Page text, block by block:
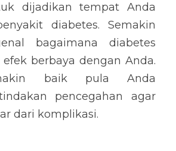
dijadikan tempat Anda
diabetes. Semakin
bagaimana diabetes
berbaya dengan Anda.
baik pula Anda
pencegahan agar
dari komplikasi.